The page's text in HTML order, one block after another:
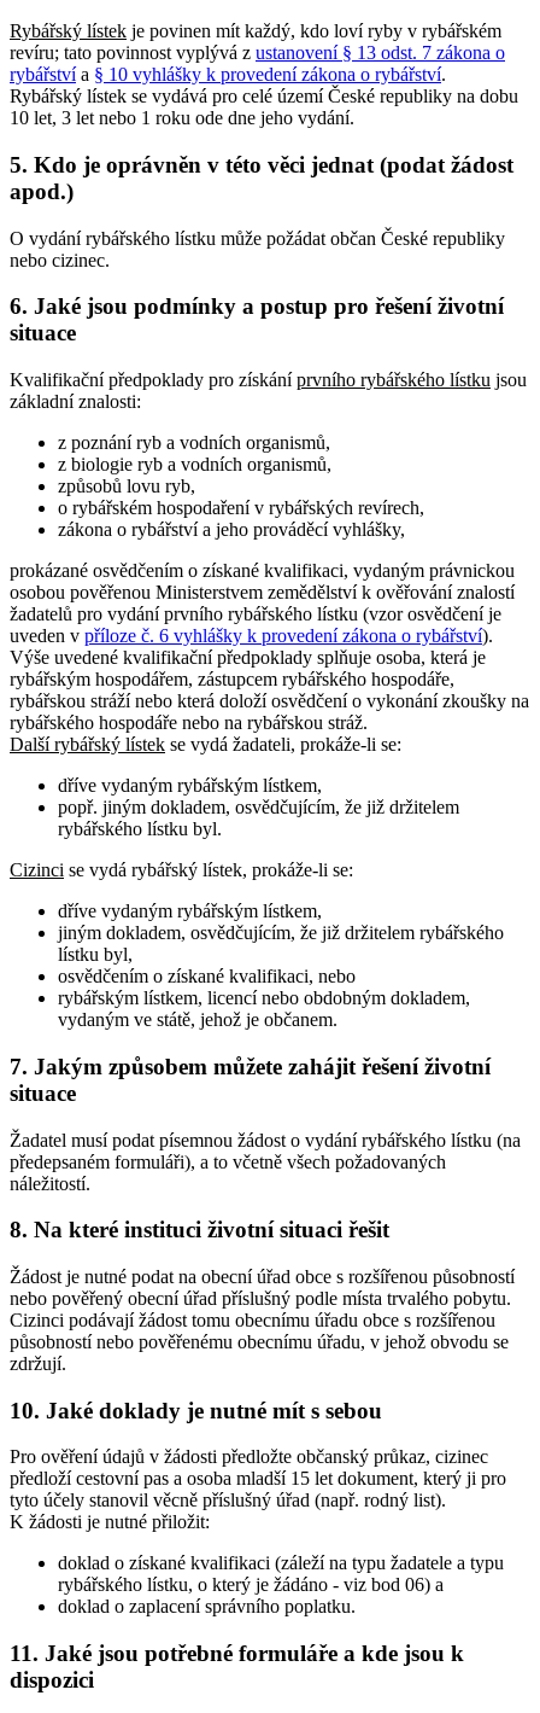
Rybářský lístek je povinen mít každý, kdo loví ryby v rybářském
revíru; tato povinnost vyplývá z ustanovení § 13 odst. 7 zákona o
rybářstvía § 10 vyhlášky k provedení zákona o rybářství.
Rybářský lístek se vydává pro celé území České republiky na dobu
10 let, 3 let nebo 1 roku ode dne jeho vydání.
5. Kdo je oprávněn v této věci jednat (podat žádost
apod.)
O vydání rybářského lístku může požádat občan České republiky
nebo cizinec.
6. Jaké jsou podmínky a postup pro řešení životní
situace
Kvalifikační předpoklady pro získáníprvního rybářského lístku jsou
základní znalosti:
z poznání ryb a vodních organismů,
z biologie ryb a vodních organismů,
způsobů lovu ryb,
o rybářském hospodaření v rybářských revírech,
zákona o rybářství a jeho prováděcí vyhlášky,
prokázané osvědčením o získané kvalifikaci, vydaným právnickou
osobou pověřenou Ministerstvem zemědělství k ověřování znalostí
žadatelů pro vydání prvního rybářského lístku (vzor osvědčení je
uveden v příloze č. 6 vyhlášky k provedení zákona o rybářství).
Výše uvedené kvalifikační předpoklady splňuje osoba, která je
rybářským hospodářem, zástupcem rybářského hospodáře,
rybářskou stráží nebo která doloží osvědčení o vykonání zkoušky na
rybářského hospodáře nebo na rybářskou stráž.
Další rybářský lístek se vydá žadateli, prokáže-li se:
dříve vydaným rybářským lístkem,
popř. jiným dokladem, osvědčujícím, že již držitelem
rybářského lístku byl.
Cizinci se vydá rybářský lístek, prokáže-li se:
dříve vydaným rybářským lístkem,
jiným dokladem, osvědčujícím, že již držitelem rybářského
lístku byl,
osvědčením o získané kvalifikaci, nebo
rybářským lístkem, licencí nebo obdobným dokladem,
vydaným ve státě, jehož je občanem.
7. Jakým způsobem můžete zahájit řešení životní
situace
Žadatel musí podat písemnou žádost o vydání rybářského lístku (na
předepsaném formuláři), a to včetně všech požadovaných
náležitostí.
8. Na které instituci životní situaci řešit
Žádost je nutné podat na obecní úřad obce s rozšířenou působností
nebo pověřený obecní úřad příslušný podle místa trvalého pobytu.
Cizinci podávají žádost tomu obecnímu úřadu obce s rozšířenou
působností nebo pověřenému obecnímu úřadu, v jehož obvodu se
zdržují.
10. Jaké doklady je nutné mít s sebou
Pro ověření údajů v žádosti předložte občanský průkaz, cizinec
předloží cestovní pas a osoba mladší 15 let dokument, který ji pro
tyto účely stanovil věcně příslušný úřad (např. rodný list).
K žádosti je nutné přiložit:
doklad o získané kvalifikaci (záleží na typu žadatele a typu
rybářského lístku, o který je žádáno - viz bod 06) a
doklad o zaplacení správního poplatku.
11. Jaké jsou potřebné formuláře a kde jsou k
dispozici